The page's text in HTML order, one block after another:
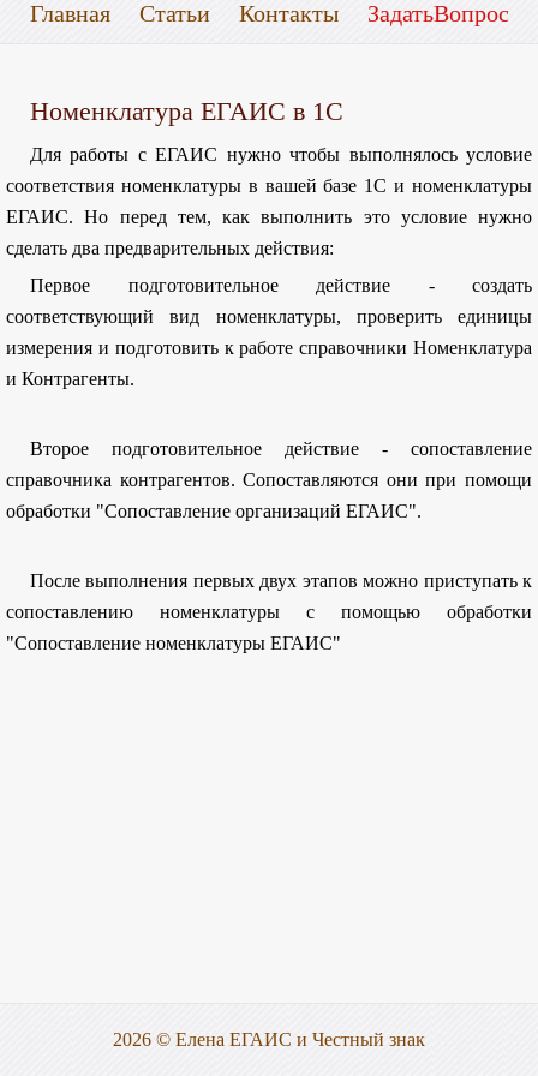
Главная Статьи Контакты ЗадатьВопрос
Номенклатура ЕГАИС в 1С
Для работы с ЕГАИС нужно чтобы выполнялось условие
соответствия номенклатуры в вашей базе 1С и номенклатуры
ЕГАИС. Но перед тем, как выполнить это условие нужно
сделать два предварительных действия:
Первое подготовительное действие - создать
соответствующий вид номенклатуры, проверить единицы
измерения и подготовить к работе справочники Номенклатура
и Контрагенты.
Второе подготовительное действие - сопоставление
справочника контрагентов. Сопоставляются они при помощи
обработки "Сопоставление организаций ЕГАИС".
После выполнения первых двух этапов можно приступать к
сопоставлению номенклатуры с помощью обработки
"Сопоставление номенклатуры ЕГАИС"
2026 © Елена ЕГАИС и Честный знак